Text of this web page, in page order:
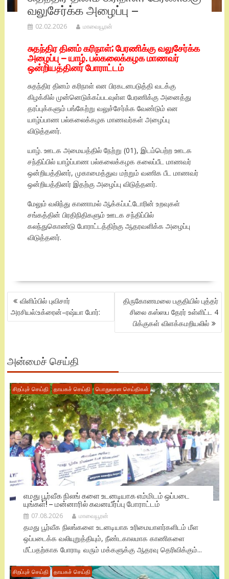
வலுசேர்க்க அழைப்பு –
02.02.2026 மாவையூரன்
சுதந்திர தினம் கரிநாள்; பேரணிக்கு வலுசேர்க்க
அழைப்பு – யாழ். பல்கலைக்கழக மாணவர்
ஒன்றியத்தினர் போராட்டம்
சுதந்திர தினம் கரிநாள் என பிரகடனபடுத்தி வடக்கு
கிழக்கில் முன்னெடுக்கப்படவுள்ள பேரணிக்கு அனைத்து
தரப்புக்களும் பங்கேற்று வலுச்சேர்க்க வேண்டும் என
யாழ்ப்பாண பல்கலைக்கழக மாணவர்கள் அழைப்பு
விடுத்தனர்.
யாழ். ஊடக அமையத்தில் நேற்று (01), இடம்பெற்ற ஊடக
சந்திப்பில் யாழ்ப்பாண பல்கலைக்கழக கலைப்பீட மாணவர்
ஒன்றியத்தினர், முகாமைத்துவ மற்றும் வணிக பீட மாணவர்
ஒன்றியத்தினர் இதற்கு அழைப்பு விடுத்தனர்.
மேலும் வலிந்து காணாமல் ஆக்கப்பட்டோரின் உறவுகள்
சங்கத்தின் பிரதிநிதிகளும் ஊடக சந்திப்பில்
கலந்துகொண்டு போராட்டத்திற்கு ஆதரவளிக்க அழைப்பு
விடுத்தனர்.
POST
NAVIGATION
விளிம்பில் புவிசார்
அரசியல்:உக்ரைன்–ரஷ்யா போர்:
திருகோணமலை பகுதியில் புத்தர்
சிலை கஸ்ஸப தேரர் உள்ளிட்ட 4
பிக்குகள் விளக்கமறியலில்
அன்மைச் செய்தி
சிறப்புச் செய்தி தாயகச் செய்தி பொதுவான செய்திகள்
எமது பூர்வீக நிலங் களை உடனடியாக எம்மிடம் ஒப்படை
யுங்கள்! – மன்னாரில் கவனயீர்ப்பு போராட்டம்
07.08.2026 மாவையூரன்
தமது பூர்வீக நிலங்களை உடனடியாக உரிமையாளர்களிடம் மீள
ஒப்படைக்க வலியுறுத்தியும், நீண்டகாலமாக காணிகளை
மீட்பதற்காக போராடி வரும் மக்களுக்கு ஆதரவு தெரிவிக்கும்...
சிறப்புச் செய்தி தாயகச் செய்தி